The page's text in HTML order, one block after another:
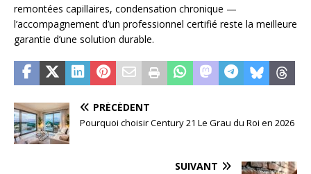
remontées capillaires, condensation chronique —
l’accompagnement d’un professionnel certifié reste la meilleure
garantie d’une solution durable.
PRÉCÉDENT
Pourquoi choisir Century 21 Le Grau du Roi en 2026
SUIVANT